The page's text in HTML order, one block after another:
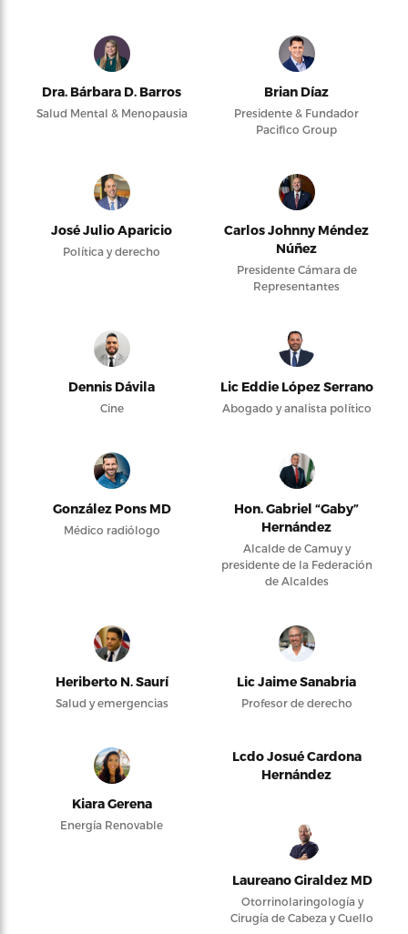
Dra. Bárbara D. Barros
Salud Mental & Menopausia
Brian Díaz
Presidente & Fundador
Pacifico Group
José Julio Aparicio
Política y derecho
Carlos Johnny Méndez
Núñez
Presidente Cámara de
Representantes
Dennis Dávila
Cine
Lic Eddie López Serrano
Abogado y analista político
González Pons MD
Médico radiólogo
Hon. Gabriel “Gaby”
Hernández
Alcalde de Camuy y
presidente de la Federación
de Alcaldes
Heriberto N. Saurí
Salud y emergencias
Lic Jaime Sanabria
Profesor de derecho
Kiara Gerena
Energía Renovable
Lcdo Josué Cardona
Hernández
Laureano Giraldez MD
Otorrinolaringología y
Cirugía de Cabeza y Cuello